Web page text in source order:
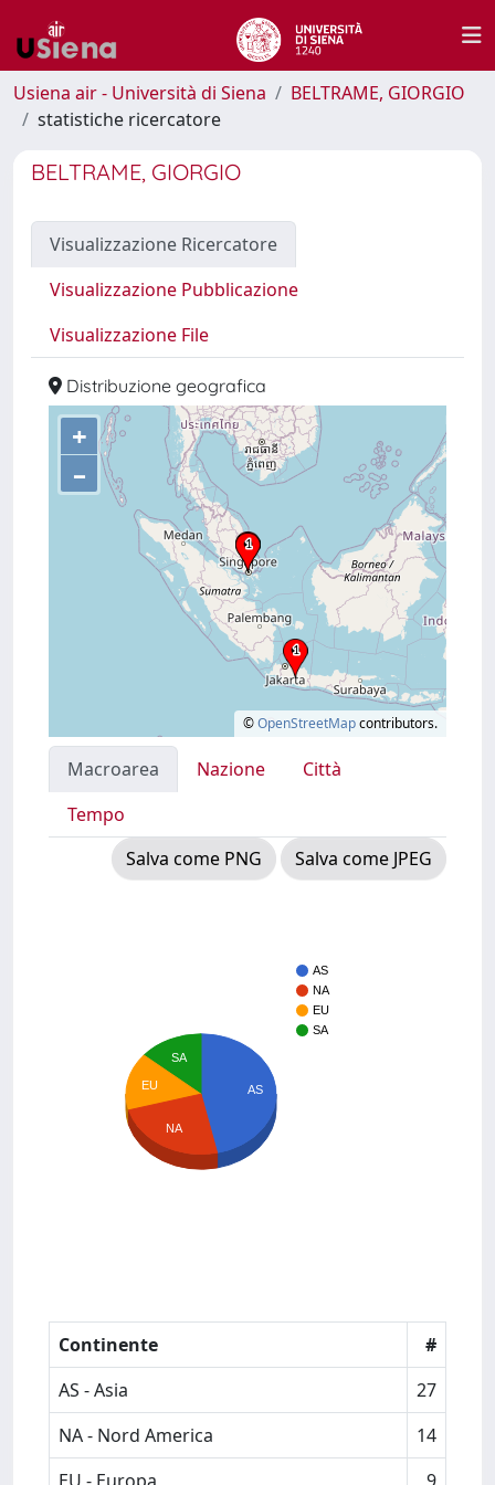
Usiena air - Università di Siena
BELTRAME, GIORGIO
statistiche ricercatore
BELTRAME, GIORGIO
Visualizzazione Ricercatore
Visualizzazione Pubblicazione
Visualizzazione File
Distribuzione geografica
+
–
©OpenStreetMapcontributors.
Macroarea Nazione
Città
Tempo
Salva come PNG
Salva come JPEG
AS
NA
EU
SA
AS
SA
EU
NA
Continente
#
AS - Asia
27
NA - Nord America
14